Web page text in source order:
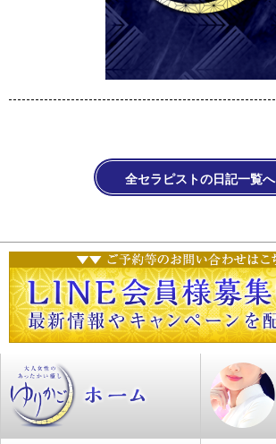
全セラピストの日記一覧へ